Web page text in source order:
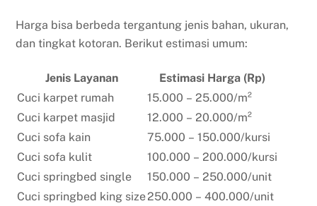
Harga bisa berbeda tergantung jenis bahan, ukuran,
dan tingkat kotoran. Berikut estimasi umum:
Jenis Layanan
Estimasi Harga (Rp)
Cuci karpet rumah
15.000 – 25.000/m²
Cuci karpet masjid
12.000 – 20.000/m²
Cuci sofa kain
75.000 – 150.000/kursi
Cuci sofa kulit
100.000 – 200.000/kursi
Cuci springbed single
150.000 – 250.000/unit
Cuci springbed king size250.000 – 400.000/unit